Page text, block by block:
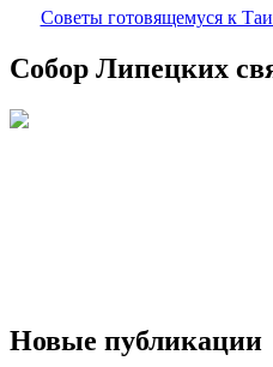
Советы готовящемуся к
Собор Липецких
Новые публикации